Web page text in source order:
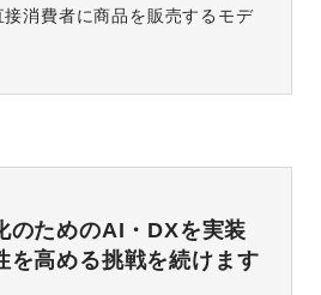
消費者に商品を販売するモデ
のためのAI・DXを実装
を高める挑戦を続けます